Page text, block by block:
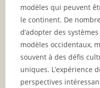
modèles qui peuvent
le continent. De
d’adopter des
modèles occidentaux,
souvent à des défis
uniques. L’expérience
perspectives